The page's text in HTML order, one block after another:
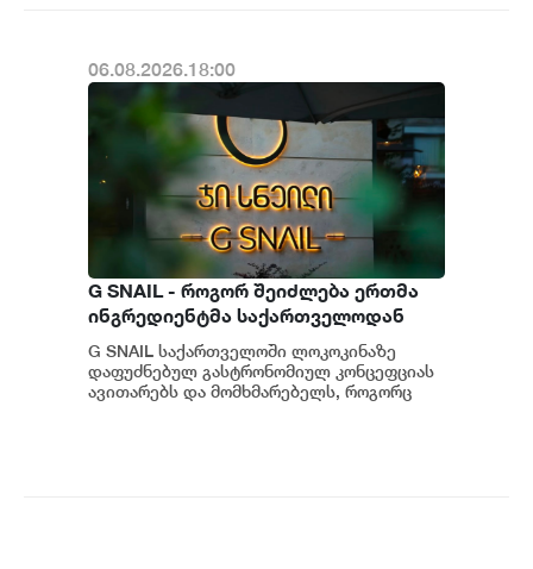
06.08.2026.18:00
G SNAIL - როგორ შეიძლება ერთმა
ინგრედიენტმა საქართველოდან
საერთაშორისო კულინარიულ
კონცეფციას ჩაუყაროს საფუძველი
G SNAIL საქართველოში ლოკოკინაზე
დაფუძნებულ გასტრონომიულ კონცეფციას
ავითარებს და მომხმარებელს, როგორც